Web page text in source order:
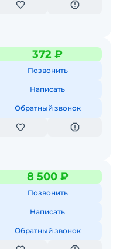
372 ₽
Позвонить
Написать
Обратный звонок
8 500 ₽
Позвонить
Написать
Обратный звонок